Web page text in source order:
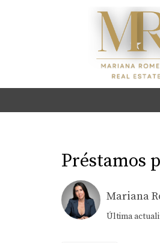
Préstamos
Mariana
Última